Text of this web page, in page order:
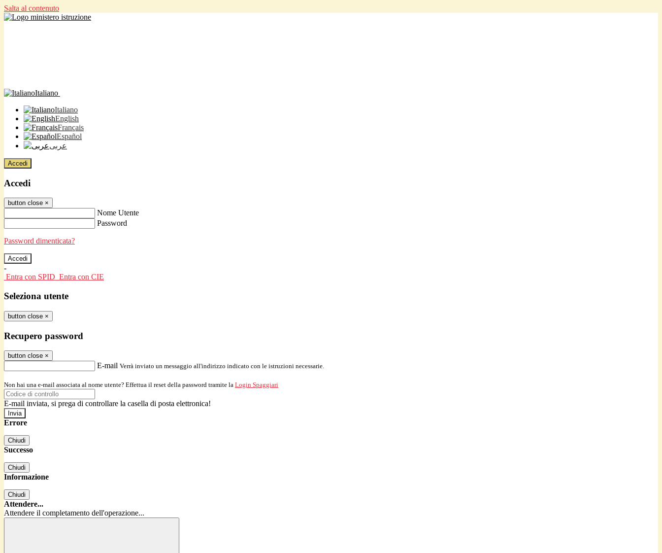
Salta al contenuto
Italiano
Italiano
English
Français
Español
عربى
Accedi
Accedi
button close ×
Nome Utente
Password
Password dimenticata?
-
Entra con SPID Entra con CIE
Seleziona utente
button close ×
Recupero password
button close ×
E-mail Verrà inviato un messaggio all'indirizzo indicato con le istruzioni necessarie.
Non hai una e-mail associata al nome utente? Effettua il reset della password tramite la Login Spaggiari
E-mail inviata, si prega di controllare la casella di posta elettronica!
Errore
Chiudi
Successo
Chiudi
Informazione
Chiudi
Attendere...
Attendere il completamento dell'operazione...